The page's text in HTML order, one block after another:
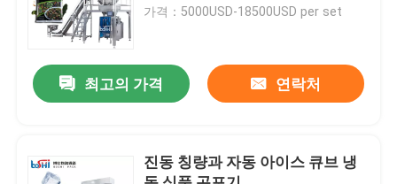
가격：5000USD-18500USD per set
최고의 가격 연락처
진동 칭량과 자동 아이스 큐브 냉